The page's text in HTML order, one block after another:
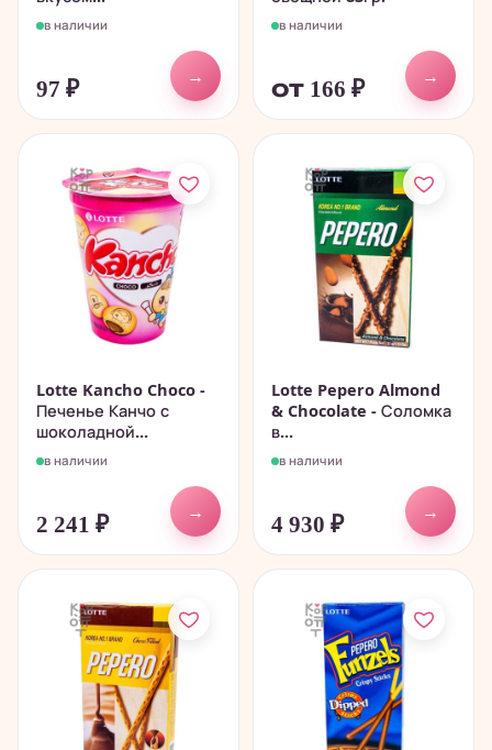
в наличии
97 ₽
→
в наличии
от 166 ₽
→
Lotte Kancho Choco -
Печенье Канчо с
шоколадной...
в наличии
2 241 ₽
→
Lotte Pepero Almond
& Chocolate - Соломка
в...
в наличии
4 930 ₽
→